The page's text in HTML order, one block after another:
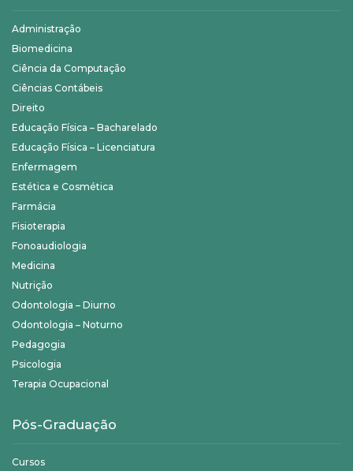
Administração
Biomedicina
Ciência da Computação
Ciências Contábeis
Direito
Educação Física – Bacharelado
Educação Física – Licenciatura
Enfermagem
Estética e Cosmética
Farmácia
Fisioterapia
Fonoaudiologia
Medicina
Nutrição
Odontologia – Diurno
Odontologia – Noturno
Pedagogia
Psicologia
Terapia Ocupacional
Pós-Graduação
Cursos